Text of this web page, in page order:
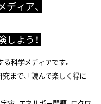
ィア、
よう！
る科学メディアです。
まで、「読んで楽しく得に